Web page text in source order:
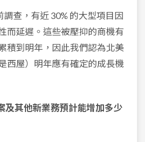
調查，有近 30% 的大型項目因
而延遲。這些被壓抑的商機有
積到明年，因此我們認為北美
西屋）明年應有確定的成長機
及其他新業務預計能增加多少